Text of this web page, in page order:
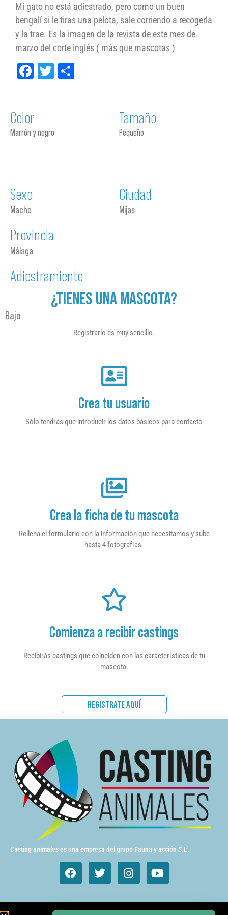
Mi gato no está adiestrado, pero como un buen
bengalí si le tiras una pelota, sale corriendo a recogerla
y la trae. Es la imagen de la revista de este mes de
marzo del corte inglés ( más que mascotas )
Facebook
Twitter
Color
Marrón y negro
Tamaño
Pequeño
Sexo
Macho
Ciudad
Mijas
Provincia
Málaga
Adiestramiento
¿TIENES UNA MASCOTA?
Bajo
Registrarlo es muy sencillo.
Crea tu usuario
Sólo tendrás que introducir los datos básicos para contacto
Crea la ficha de tu mascota
Rellena el formulario con la información que necesitamos y sube
hasta 4 fotografías.
Comienza a recibir castings
Recibirás castings que coinciden con las características de tu
mascota.
REGISTRATE AQUÍ
Casting animales es una empresa del grupo Fauna y acción S.L.